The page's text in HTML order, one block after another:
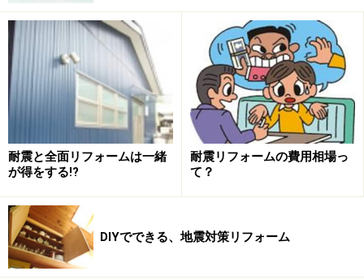
● ほとんど効果が無い金物を、床下と屋根裏に大量に取
り付けられていた
● 基礎の補強を行っていたが、通風口を塞ぎ床下換気が
できなくなっていた
● 壁の補強が偏っていて、却ってねじれやすくなってい
命にかかわることだからこそ、不安な気持ちに付け込ま
れやすいので注意が必要です。このような商法に引っか
からないためにも、まずは、我が家の耐震性能を正しく
理解しておくところから始めましょう。
耐震と全面リフォームは一緒
が得をする!?
耐震リフォームの費用相場っ
て？
DIYでできる、地震対策リフォーム